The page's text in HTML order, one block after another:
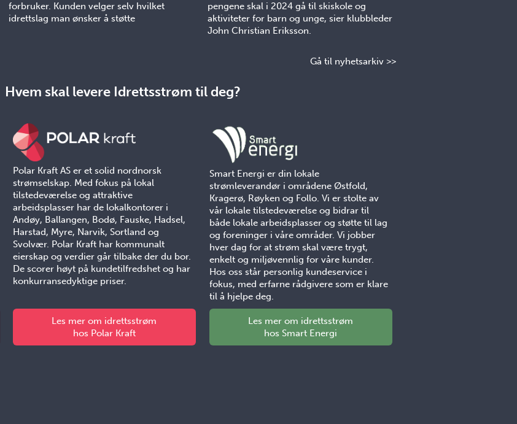
forbruker. Kunden velger selv hvilket
idrettslag man ønsker å støtte
pengene skal i 2024 gå til skiskole og
aktiviteter for barn og unge, sier klubbleder
John Christian Eriksson.
Gå til nyhetsarkiv >>
Hvem skal levere Idrettsstrøm til deg?
Polar Kraft AS er et solid nordnorsk
strømselskap. Med fokus på lokal
tilstedeværelse og attraktive
arbeidsplasser har de lokalkontorer i
Andøy, Ballangen, Bodø, Fauske, Hadsel,
Harstad, Myre, Narvik, Sortland og
Svolvær. Polar Kraft har kommunalt
eierskap og verdier går tilbake der du bor.
De scorer høyt på kundetilfredshet og har
konkurransedyktige priser.
Les mer om idrettsstrøm
hos Polar Kraft
Smart Energi er din lokale
strømleverandør i områdene Østfold,
Kragerø, Røyken og Follo. Vi er stolte av
vår lokale tilstedeværelse og bidrar til
både lokale arbeidsplasser og støtte til lag
og foreninger i våre områder. Vi jobber
hver dag for at strøm skal være trygt,
enkelt og miljøvennlig for våre kunder.
Hos oss står personlig kundeservice i
fokus, med erfarne rådgivere som er klare
til å hjelpe deg.
Les mer om idrettsstrøm
hos Smart Energi